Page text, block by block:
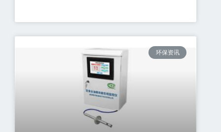
环保资讯